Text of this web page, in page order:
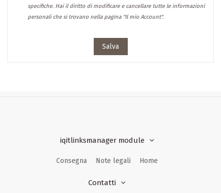
specifiche. Hai il diritto di modificare e cancellare tutte le informazioni
personali che si trovano nella pagina "Il mio Account".
Salva
iqitlinksmanager module
Consegna Note legali Home
Contatti